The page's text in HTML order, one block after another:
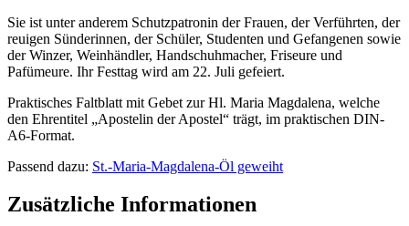
Sie ist unter anderem Schutzpatronin der Frauen, der Verführten, der
reuigen Sünderinnen, der Schüler, Studenten und Gefangenen sowie
der Winzer, Weinhändler, Handschuhmacher, Friseure und
Pafümeure. Ihr Festtag wird am 22. Juli gefeiert.
Praktisches Faltblatt mit Gebet zur Hl. Maria Magdalena, welche
den Ehrentitel „Apostelin der Apostel“ trägt, im praktischen DIN-
A6-Format.
Passend dazu: St.-Maria-Magdalena-Öl geweiht
Zusätzliche Informationen